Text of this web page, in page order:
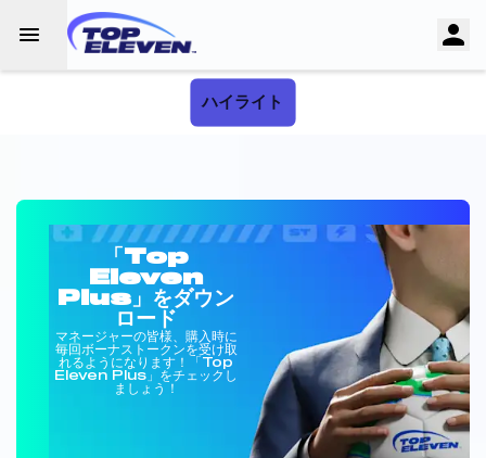
ハイライト
「Top
Eleven
Plus」をダウン
ロード
マネージャーの皆様、購入時に
毎回ボーナストークンを受け取
れるようになります！「Top
Eleven Plus」をチェックし
ましょう！